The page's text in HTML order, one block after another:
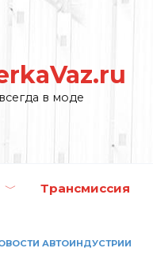
в моде
Трансмиссия
АВТОИНДУСТРИИ